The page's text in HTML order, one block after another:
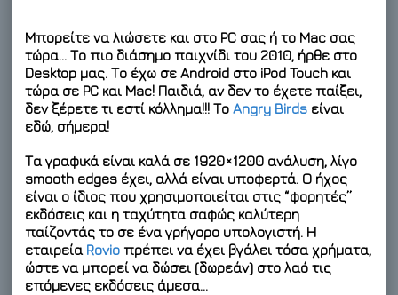
Μπορείτε να λιώσετε και στο PC σας ή το Mac σας
τώρα… Το πιο διάσημο παιχνίδι του 2010, ήρθε στο
Desktop μας. Το έχω σε Android στο iPod Touch και
τώρα σε PC και Mac! Παιδιά, αν δεν το έχετε παίξει,
δεν ξέρετε τι εστί κόλλημα!!! Το Angry Birds είναι
εδώ, σήμερα!
Τα γραφικά είναι καλά σε 1920×1200 ανάλυση, λίγο
smooth edges έχει, αλλά είναι υποφερτά. Ο ήχος
είναι ο ίδιος που χρησιμοποιείται στις “φορητές”
εκδόσεις και η ταχύτητα σαφώς καλύτερη
παίζοντάς το σε ένα γρήγορο υπολογιστή. Η
εταιρεία Rovio πρέπει να έχει βγάλει τόσα χρήματα,
ώστε να μπορεί να δώσει (δωρεάν) στο λαό τις
επόμενες εκδόσεις άμεσα…